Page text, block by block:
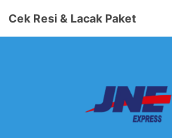
Cek Resi & Lacak Paket